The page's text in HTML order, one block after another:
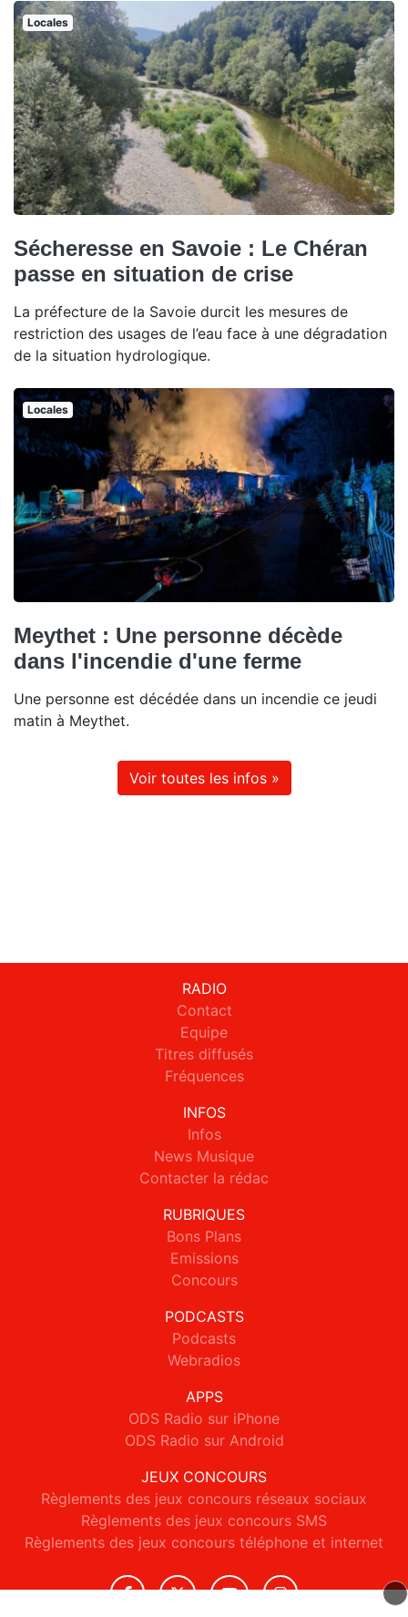
Locales
Sécheresse en Savoie : Le Chéran
passe en situation de crise
La préfecture de la Savoie durcit les mesures de
restriction des usages de l’eau face à une dégradation
de la situation hydrologique.
Locales
Meythet : Une personne décède
dans l'incendie d'une ferme
Une personne est décédée dans un incendie ce jeudi
matin à Meythet.
Voir toutes les infos »
RADIO
Contact
Equipe
Titres diffusés
Fréquences
INFOS
Infos
News Musique
Contacter la rédac
RUBRIQUES
Bons Plans
Emissions
Concours
PODCASTS
Podcasts
Webradios
APPS
ODS Radio sur iPhone
ODS Radio sur Android
JEUX CONCOURS
Règlements des jeux concours réseaux sociaux
Règlements des jeux concours SMS
Règlements des jeux concours téléphone et internet